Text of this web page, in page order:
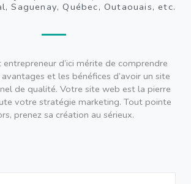
Saguenay, Québec, Outaouais, etc.
d’ici mérite de comprendre
et les bénéfices d’avoir un site
de qualité. Votre site web est la pierre
votre stratégie marketing. Tout pointe
prenez sa création au sérieux.